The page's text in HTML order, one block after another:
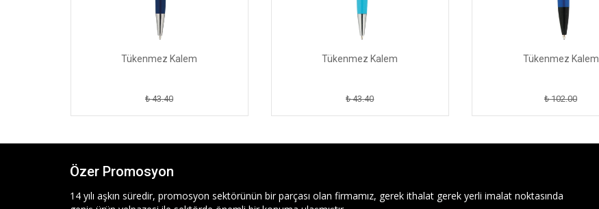
Tükenmez Kalem
₺ 43.40
Tükenmez Kalem
₺ 43.40
Tükenmez Kalem
₺ 102.00
Özer Promosyon
14 yılı aşkın süredir, promosyon sektörünün bir parçası olan firmamız, gerek ithalat gerek yerli imalat noktasında